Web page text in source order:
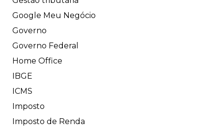
Google Meu Negócio
Governo
Governo Federal
Home Office
IBGE
ICMS
Imposto
Imposto de Renda